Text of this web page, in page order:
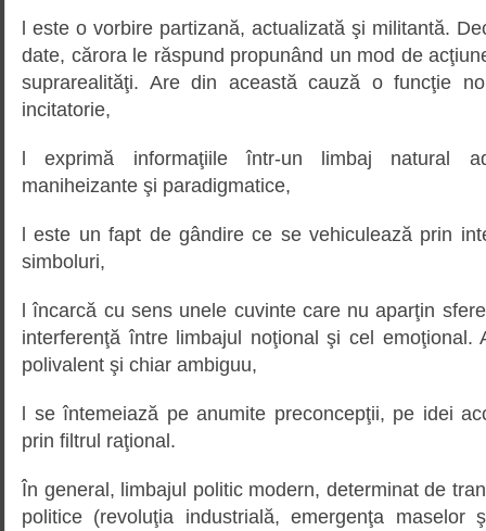
l este o vorbire partizană, actualizată şi militantă.
date, cărora le răspund propunând un mod de
suprarealităţi. Are din această cauză o funcţie
incitatorie,
l exprimă informaţiile într-un limbaj natural
maniheizante şi paradigmatice,
l este un fapt de gândire ce se vehiculează prin
simboluri,
l încarcă cu sens unele cuvinte care nu aparţin
interferenţă între limbajul noţional şi cel emoţional.
polivalent şi chiar ambiguu,
l se întemeiază pe anumite preconcepţii, pe idei
prin filtrul raţional.
În general, limbajul politic modern, determinat de
politice (revoluţia industrială, emergenţa maselor